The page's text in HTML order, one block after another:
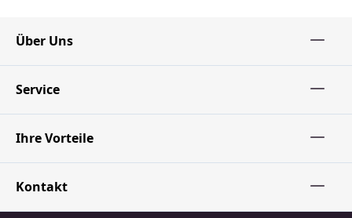
Über Uns
Service
Ihre Vorteile
Kontakt